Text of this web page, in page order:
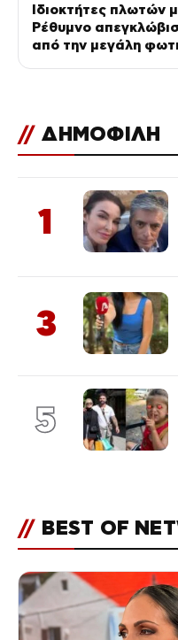
Ιδιοκτήτες πλωτών
Ρέθυμνο
από την μεγάλη
// ΔΗΜΟΦΙΛΗ
1
3
5
// BEST OF